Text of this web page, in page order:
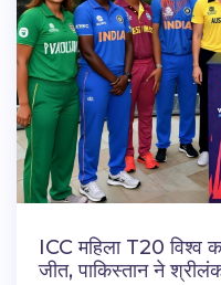
ICC महिला T20 विश्व
जीत, पाकिस्तान ने